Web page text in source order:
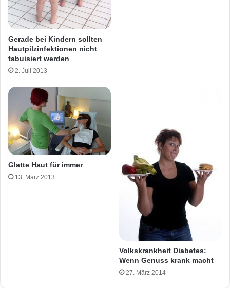
Gerade bei Kindern sollten
Hautpilzinfektionen nicht
tabuisiert werden
2. Juli 2013
Glatte Haut für immer
13. März 2013
Volkskrankheit Diabetes:
Wenn Genuss krank macht
27. März 2014